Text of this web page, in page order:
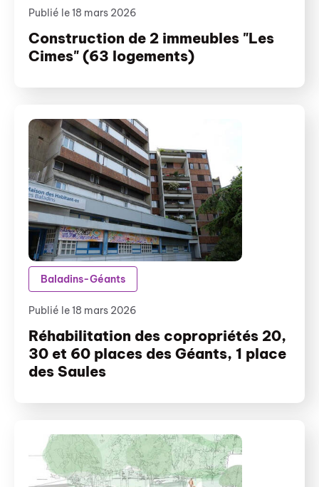
Construction de 2 immeubles "Les
Cimes" (63 logements)
Publié le 18 mars 2026
Réhabilitation des copropriétés 20,
30 et 60 places des Géants, 1 place
des Saules
Publié le 18 mars 2026
Baladins-Géants